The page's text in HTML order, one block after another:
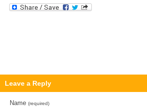
Leave a Reply
Name (required)